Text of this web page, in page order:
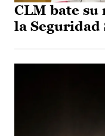
CLM bate
la Seguridad